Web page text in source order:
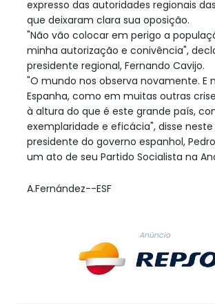
expresso das autoridades regionais
que deixaram clara sua oposição.
"Não vão colocar em perigo a
minha autorização e conivência",
presidente regional, Fernando Cavijo.
"O mundo nos observa novamente. E
Espanha, como em muitas outras
à altura do que é este grande país,
exemplaridade e eficácia", disse
presidente do governo espanhol,
um ato de seu Partido Socialista na
A.Fernández--ESF
Anúncio